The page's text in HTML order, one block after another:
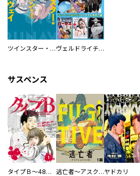
ツインスター・サイクロン・ランナウェイ ヴェルドライチオシ聖典パック 『転スラ』ミニ画集付き シリウス人気作３選
サスペンス
タイプＢ～48時間後、致死率100％～【単話】 逃亡者～アスクレピオスの杖～ヤドカリ